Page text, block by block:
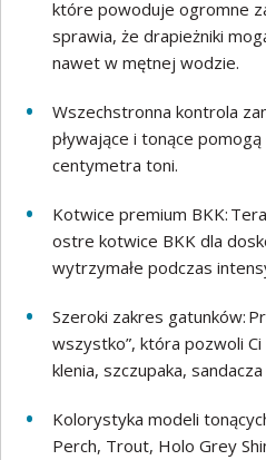
które powoduje ogromne
sprawia, że drapieżniki
nawet w mętnej wodzie.
Wszechstronna kontrola
pływające i tonące
centymetra toni.
Kotwice premium BKK:
ostre kotwice BKK dla
wytrzymałe podczas
Szeroki zakres gatunków:
wszystko”, która pozwoli
klenia, szczupaka,
Kolorystyka modeli
Perch, Trout, Holo Grey